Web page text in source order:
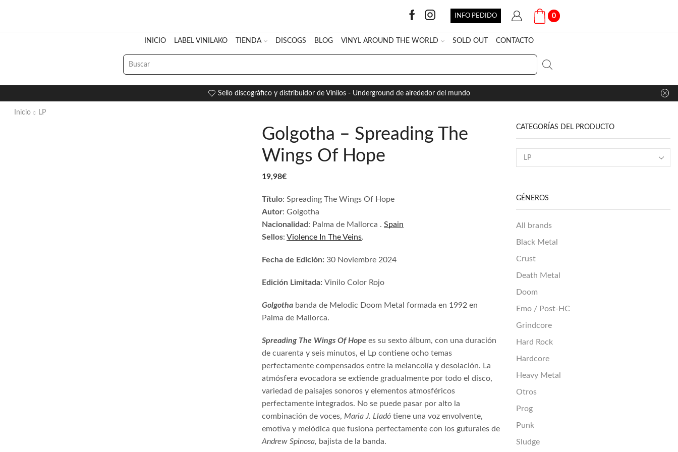
INFO PEDIDO 0
INICIO LABEL VINILAKO TIENDA DISCOGS BLOG VINYL AROUND THE WORLD SOLD OUT CONTACTO
SEARCH
INPUT
Sello discográfico y distribuidor de Vinilos - Underground de alrededor del mundo
Inicio LP
Golgotha – Spreading The
Wings Of Hope
19,98€
Título: Spreading The Wings Of Hope
Autor: Golgotha
Nacionalidad : Palma de Mallorca . Spain
Sellos: Violence In The Veins.
Fecha de Edición: 30 Noviembre 2024
Edición Limitada: Vinilo Color Rojo
Golgotha banda de Melodic Doom Metal formada en 1992 en
Palma de Mallorca.
Spreading The Wings Of Hope es su sexto álbum, con una duración
de cuarenta y seis minutos, el Lp contiene ocho temas
perfectamente compensados entre la melancolía y desolación. La
atmósfera evocadora se extiende gradualmente por todo el disco,
variedad de paisajes sonoros y elementos atmosféricos
perfectamente integrados. No se puede pasar por alto la
combinación de voces, Maria J. Lladó tiene una voz envolvente,
emotiva y melódica que fusiona perfectamente con los guturales de
Andrew Spinosa, bajista de la banda.
CATEGORÍAS DEL PRODUCTO
GÉNEROS
All brands
Black Metal
Crust
Death Metal
Doom
Emo / Post-HC
Grindcore
Hard Rock
Hardcore
Heavy Metal
Otros
Prog
Punk
Sludge